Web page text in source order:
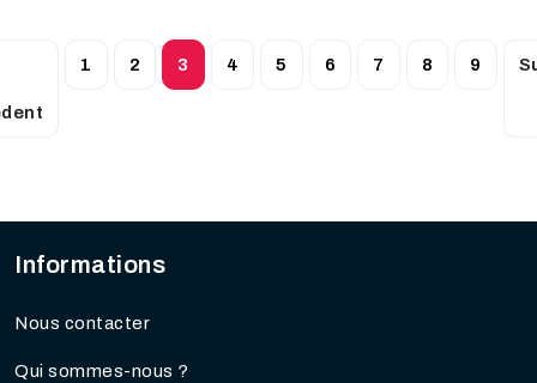
1 2 3 4 5 6 7 8 9
Informations
Nous contacter
Qui sommes-nous ?